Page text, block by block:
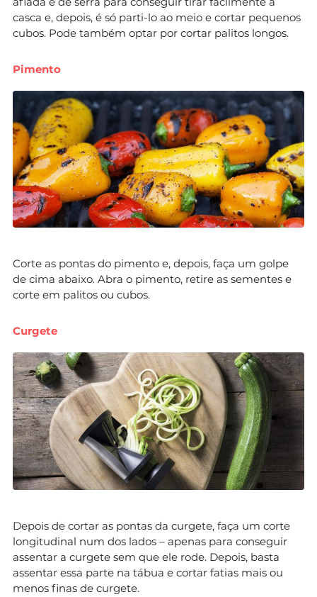
casca e, depois, é só parti-lo ao meio e cortar pequenos
cubos. Pode também optar por cortar palitos longos.
Pimento
Corte as pontas do pimento e, depois, faça um golpe
de cima abaixo. Abra o pimento, retire as sementes e
corte em palitos ou cubos.
Curgete
Depois de cortar as pontas da curgete, faça um corte
longitudinal num dos lados – apenas para conseguir
assentar a curgete sem que ele rode. Depois, basta
assentar essa parte na tábua e cortar fatias mais ou
menos finas de curgete.